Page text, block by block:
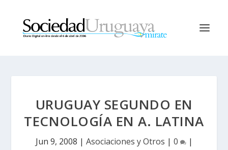
URUGUAY SEGUNDO EN
TECNOLOGÍA EN A. LATINA
Jun 9, 2008 | Asociaciones y Otros | 0 |